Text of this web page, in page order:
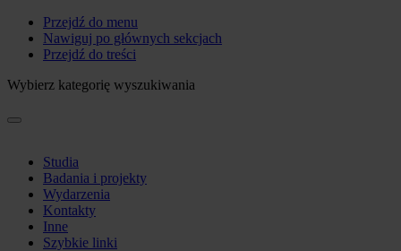
Przejdź do menu
Nawiguj po głównych sekcjach
Przejdź do treści
Wybierz kategorię wyszukiwania
Studia
Badania i projekty
Wydarzenia
Kontakty
Inne
Szybkie linki